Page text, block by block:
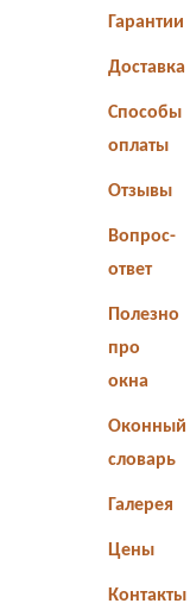
Гарантии
Доставка
Способы
оплаты
Отзывы
Вопрос-
ответ
Полезно
про
окна
Оконный
словарь
Галерея
Цены
Контакты